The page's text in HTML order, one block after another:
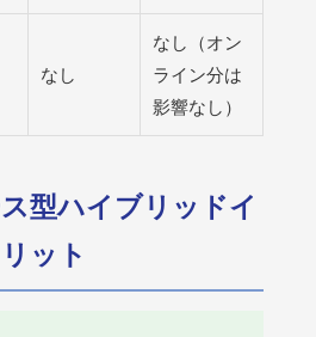
なし
なし（オン
ライン分は
影響なし）
型ハイブリッドイ
ット